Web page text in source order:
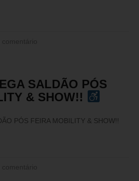
SALDÃO PÓS
& SHOW!!
PÓS FEIRA MOBILITY & SHOW!!